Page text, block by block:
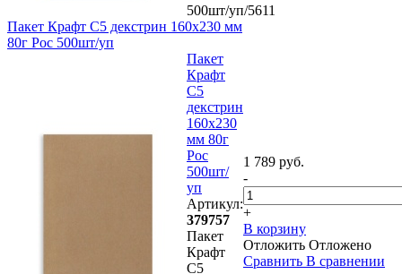
500шт/уп/5611
Пакет Крафт С5 декстрин 160х230 мм
80г Рос 500шт/уп
Пакет
Крафт
С5
декстрин
160х230
мм 80г
Рос
500шт/
уп
Артикул:
379757
Пакет
Крафт
С5
1 789 руб.
-
+
В корзину
Отложить Отложено
Сравнить В сравнении